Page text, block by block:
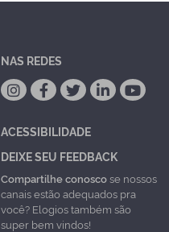
NAS REDES
ACESSIBILIDADE
DEIXE SEU FEEDBACK
Compartilhe conoscose nossos
canais estão adequados pra
você? Elogios também são
super bem vindos!